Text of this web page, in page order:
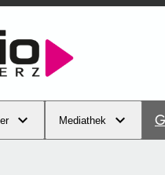
Mediathek